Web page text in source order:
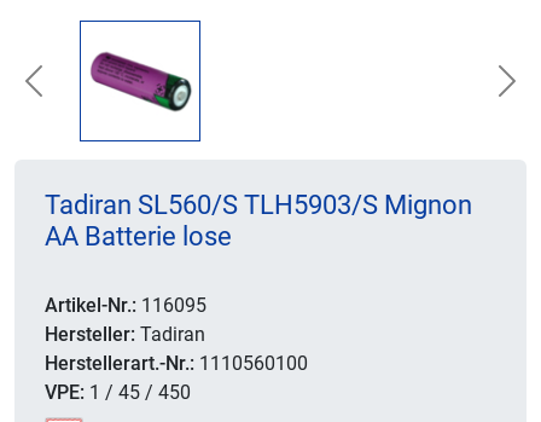
Previous
Tadiran SL560/S TLH5903/S Mignon
AA Batterie lose
Artikel-Nr.: 116095
Hersteller: Tadiran
Herstellerart.-Nr.: 1110560100
VPE: 1 / 45 / 450